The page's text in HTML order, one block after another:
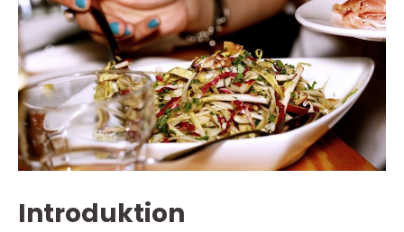
Introduktion